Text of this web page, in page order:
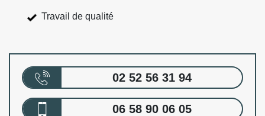
Travail de qualité
02 52 56 31 94
06 58 90 06 05